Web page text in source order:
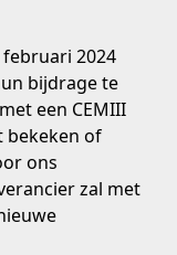
2024
bijdrage te
een CEMIII
bekeken of
ons
zal met